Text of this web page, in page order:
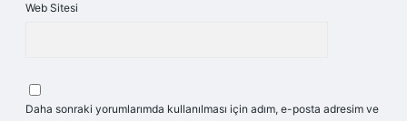
Web Sitesi
Daha sonraki yorumlarımda kullanılması için adım, e-posta adresim ve